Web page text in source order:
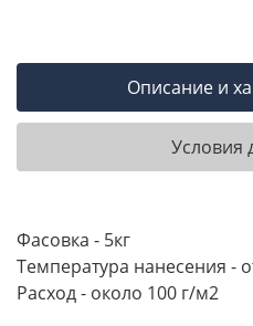
Описание и
Условия
Фасовка - 5кг
Температура нанесения -
Расход - около 100 г/м2